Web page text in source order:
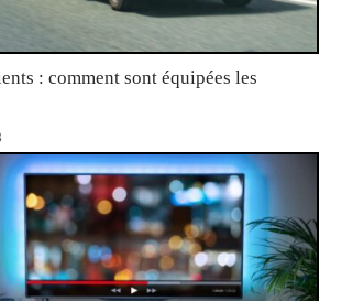
: comment sont équipées les